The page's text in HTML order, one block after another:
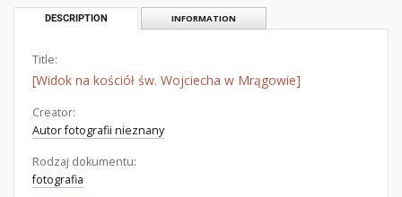
DESCRIPTION INFORMATION
Title:
[Widok na kościół św. Wojciecha w Mrągowie]
Creator:
Autor fotografii nieznany
Rodzaj dokumentu:
fotografia